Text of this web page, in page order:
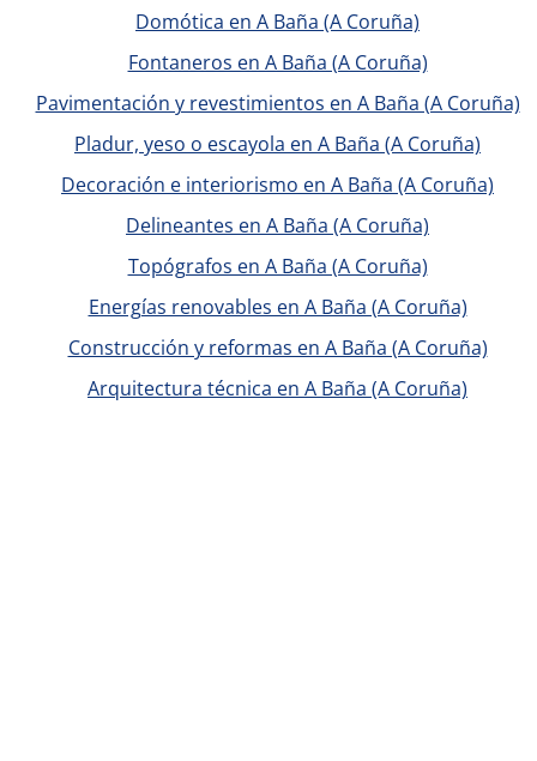
Domótica en A Baña (A Coruña)
Fontaneros en A Baña (A Coruña)
Pavimentación y revestimientos en A Baña (A Coruña)
Pladur, yeso o escayola en A Baña (A Coruña)
Decoración e interiorismo en A Baña (A Coruña)
Delineantes en A Baña (A Coruña)
Topógrafos en A Baña (A Coruña)
Energías renovables en A Baña (A Coruña)
Construcción y reformas en A Baña (A Coruña)
Arquitectura técnica en A Baña (A Coruña)